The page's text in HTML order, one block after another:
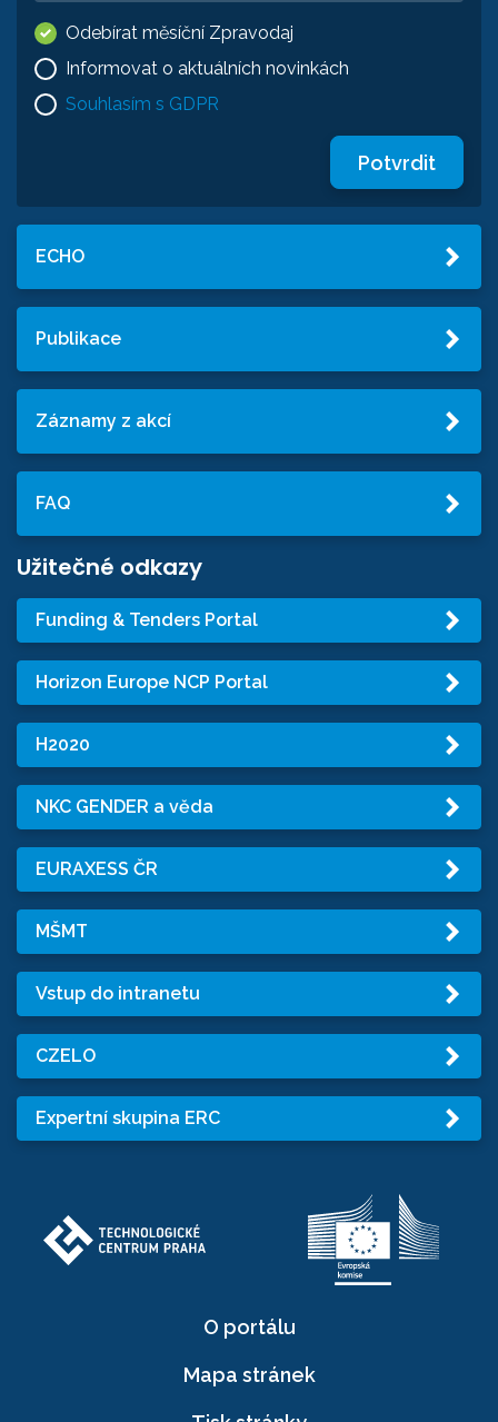
Odebírat měsíční Zpravodaj
Informovat o aktuálních novinkách
Souhlasím s GDPR
Potvrdit
ECHO
Publikace
Záznamy z akcí
FAQ
Užitečné odkazy
Funding & Tenders Portal
Horizon Europe NCP Portal
H2020
NKC GENDER a věda
EURAXESS ČR
MŠMT
Vstup do intranetu
CZELO
Expertní skupina ERC
O portálu
Mapa stránek